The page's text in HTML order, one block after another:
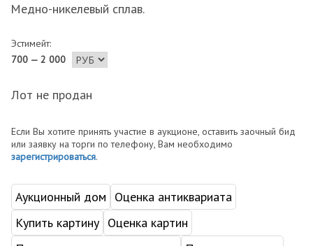
Медно-никелевый сплав.
Эстимейт:
700 — 2 000
Лот не продан
Если Вы хотите принять участие в аукционе, оставить заочный бид
или заявку на торги по телефону, Вам необходимо
зарегистрироваться.
Аукционный дом
Оценка антиквариата
Купить картину Оценка картин